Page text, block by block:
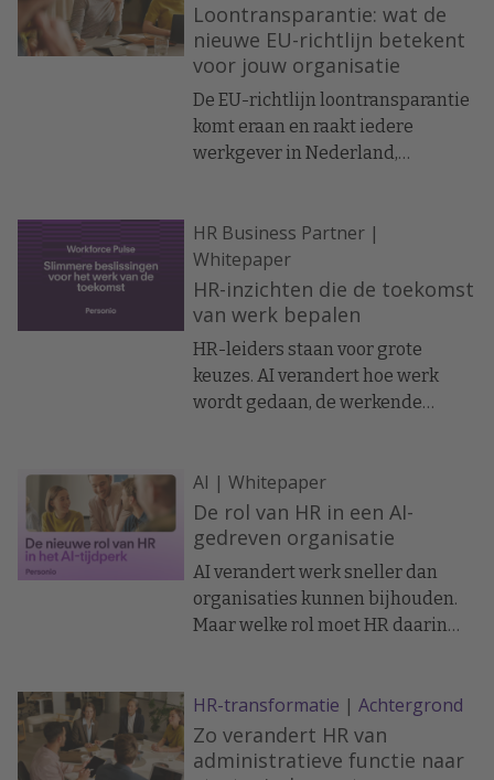
Loontransparantie: wat de
nieuwe EU-richtlijn betekent
voor jouw organisatie
De EU-richtlijn loontransparantie
komt eraan en raakt iedere
werkgever in Nederland,
HR Business Partner |
Whitepaper
HR-inzichten die de toekomst
van werk bepalen
HR-leiders staan voor grote
keuzes. AI verandert hoe werk
wordt gedaan, de werkende
om weg te gaan. Tegelijk kost
slechte besluitvorming over
mensen organisaties gemiddeld
€274.485 per jaar aan verloop,
mis-hires en planningsfouten.
AI | Whitepaper
De rol van HR in een AI-
gedreven organisatie
AI verandert werk sneller dan
organisaties kunnen bijhouden.
Maar welke rol moet HR daarin
mensen werken, leren en
presteren. Voor HR betekent dit
een nieuwe verantwoordelijkheid.
HR-transformatie | Achtergrond
Zo verandert HR van
administratieve functie naar